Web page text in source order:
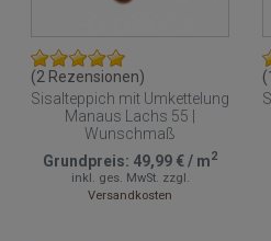
(2 Rezensionen)
Sisalteppich mit Umkettelung
Manaus Lachs 55 |
Wunschmaß
Grundpreis: 49,99 €/ m2
inkl. ges. MwSt. zzgl.
Versandkosten